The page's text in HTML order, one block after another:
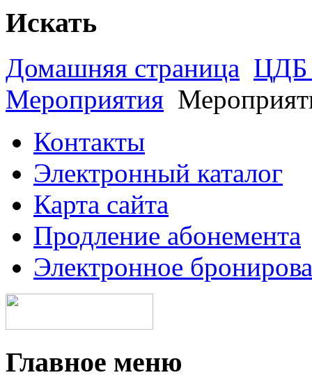
Искать
Домашняя страница ЦДБ
Мероприятия
Контакты
Электронный каталог
Карта сайта
Продление абонемента
Электронное
Главное меню